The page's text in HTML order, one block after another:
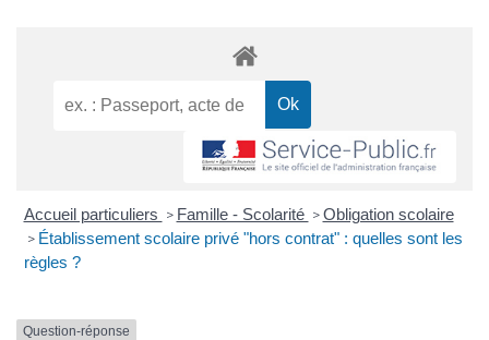
Accueil particuliers > Famille - Scolarité > Obligation scolaire
> Établissement scolaire privé "hors contrat" : quelles sont les
règles ?
Question-réponse